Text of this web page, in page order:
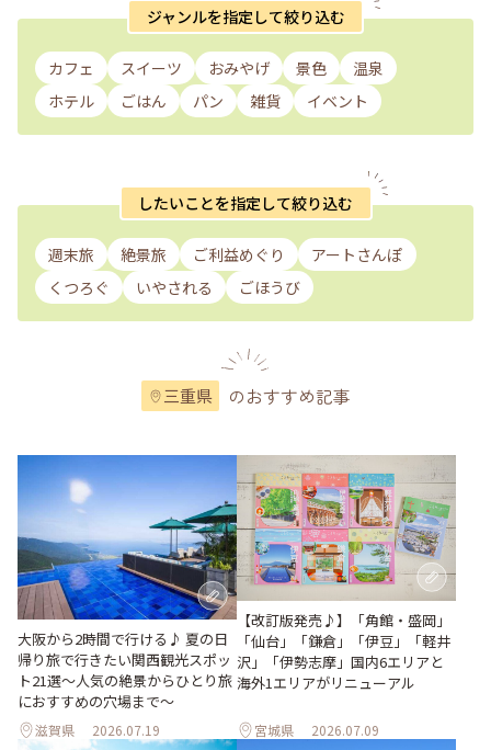
ジャンルを指定して絞り込む
カフェ スイーツ おみやげ 景色
温泉
ホテル
ごはん パン 雑貨 イベント
したいことを指定して絞り込む
週末旅 絶景旅 ご利益めぐり
アートさんぽ
くつろぐ
いやされる ごほうび
三重県 のおすすめ記事
大阪から2時間で行ける♪ 夏の日
帰り旅で行きたい関西観光スポッ
ト21選～人気の絶景からひとり旅
におすすめの穴場まで～
滋賀県 2026.07.19
【改訂版発売♪】「角館・盛岡」
「仙台」「鎌倉」「伊豆」「軽井
沢」「伊勢志摩」国内6エリアと
海外1エリアがリニューアル
宮城県 2026.07.09